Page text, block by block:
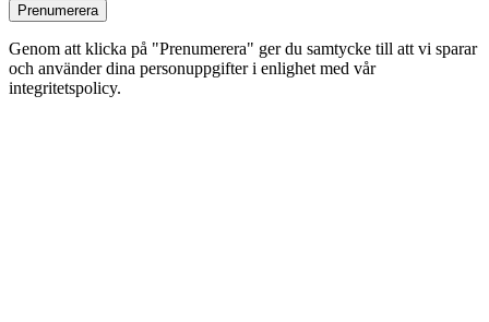
Prenumerera
Genom att klicka på "Prenumerera" ger du samtycke till att vi sparar
och använder dina personuppgifter i enlighet med vår
integritetspolicy.